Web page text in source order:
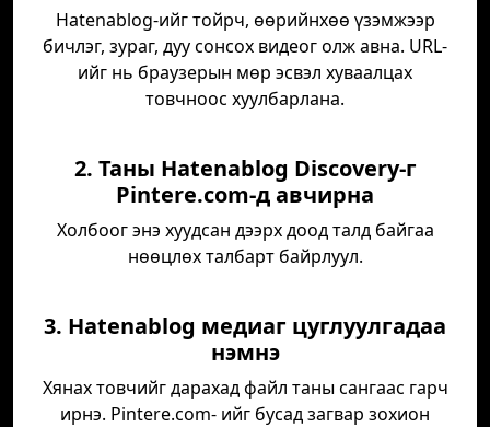
Hatenablog-ийг тойрч, өөрийнхөө үзэмжээр
бичлэг, зураг, дуу сонсох видеог олж авна. URL-
ийг нь браузерын мөр эсвэл хуваалцах
товчноос хуулбарлана.
2. Таны Hatenablog Discovery-г
Pintere.com-д авчирна
Холбоог энэ хуудсан дээрх доод талд байгаа
нөөцлөх талбарт байрлуул.
3. Hatenablog медиаг цуглуулгадаа
нэмнэ
Хянах товчийг дарахад файл таны сангаас гарч
ирнэ. Pintere.com- ийг бусад загвар зохион